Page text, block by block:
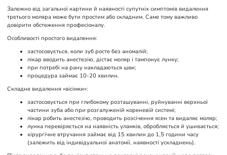
Залежно від загальної картини й наявності супутніх симптомів видалення
третього моляра може бути простим або складним. Саме тому важливо
довірити обстеження професіоналу.
Особливості простого видалення:
застосовується, коли зуб росте без аномалій;
лікар вводить анестезію, дістає моляр і тампонує лунку;
при потребі на рану накладаються шви;
процедура займає 10-20 хвилин.
Складне видалення «вісімки»:
застосовується при глибокому розташуванні, руйнуванні верхньої
частини зуба або при розгалуженій кореневій системі;
лікар робить анестезію, проводить розсічення ясен та видаляє моляр;
лунка перевіряється на наявність уламків, обробляється й ушивається;
хірургічне втручання займає від 15 хвилин до 1,5 години часу
(залежить від індивідуальної анатомії, наявності ускладнень).